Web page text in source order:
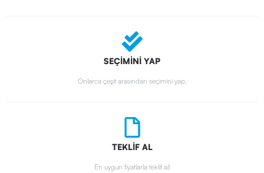
SEÇİMİNİ YAP
Onlarca çeşit arasından seçimini yap.
TEKLİF AL
En uygun fiyatlarla teklif al!